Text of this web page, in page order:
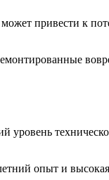
привести к
уровень
опыт и